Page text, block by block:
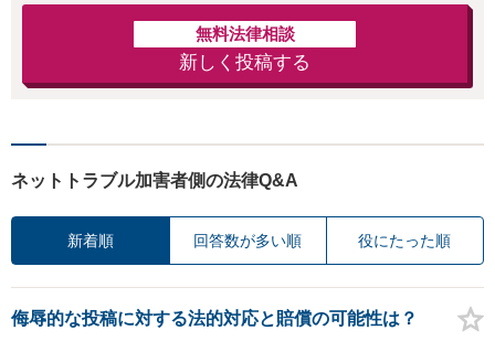
無料法律相談
新しく投稿する
ネットトラブル加害者側の法律Q&A
新着順 回答数が多い順 役にたった順
侮辱的な投稿に対する法的対応と賠償の可能性は？